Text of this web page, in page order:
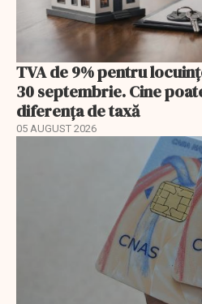
TVA de 9% pentru
30 septembrie. Cine
diferența de taxă
05 AUGUST 2026